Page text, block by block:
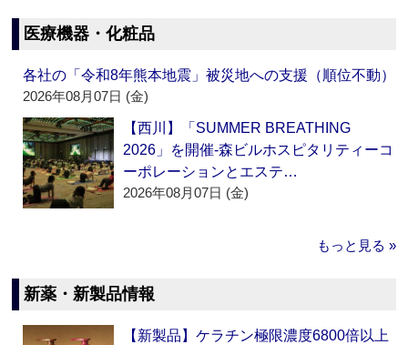
医療機器・化粧品
各社の「令和8年熊本地震」被災地への支援（順位不動）
2026年08月07日 (金)
【西川】「SUMMER BREATHING
2026」を開催‐森ビルホスピタリティーコ
ーポレーションとエステ…
2026年08月07日 (金)
もっと見る »
新薬・新製品情報
【新製品】ケラチン極限濃度6800倍以上